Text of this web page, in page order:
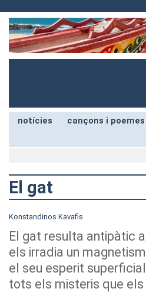
notícies cançons i poemes
El gat
Konstandinos Kavafis
El gat resulta antipàtic
els irradia un
el seu esperit
tots els misteris que